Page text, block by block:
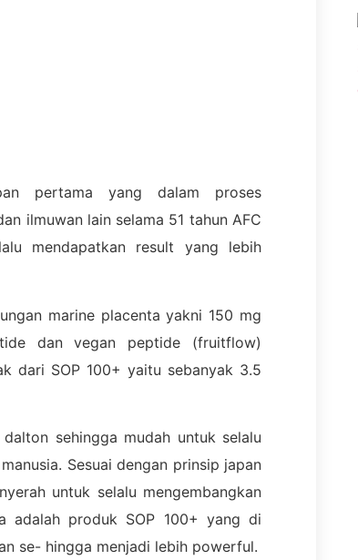
pertama yang dalam proses
ilmuwan lain selama 51 tahun AFC
mendapatkan result yang lebih
marine placenta yakni 150 mg
dan vegan peptide (fruitflow)
dari SOP 100+ yaitu sebanyak 3.5
sehingga mudah untuk selalu
Sesuai dengan prinsip japan
untuk selalu mengembangkan
adalah produk SOP 100+ yang di
se- hingga menjadi lebih powerful.